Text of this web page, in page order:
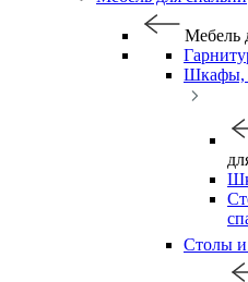
Мебель
Шкафы,
Столы и